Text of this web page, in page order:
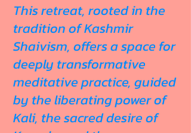
This retreat, rooted in the
tradition of Kashmir
Shaivism, offers a space for
deeply transformative
meditative practice, guided
by the liberating power of
Kali, the sacred desire of